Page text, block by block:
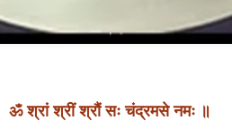
ॐ श्रां श्रीं श्रौं सः चंद्रमसे नमः ॥